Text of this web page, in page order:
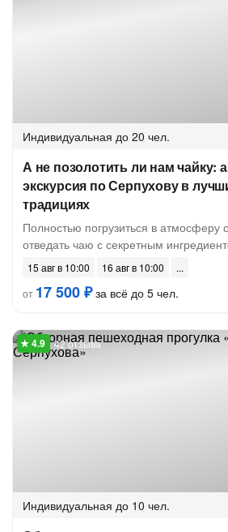
Индивидуальная до 20 чел.
А не позолотить ли нам чайку:
экскурсия по Серпухову в
традициях
Полностью погрузиться в атмосферу
отведать чаю с секретным
15 авг в 10:00
16 авг в 10:00
от 17 500 ₽за всё до 5 чел.
42 отзыва
Индивидуальная до 10 чел.